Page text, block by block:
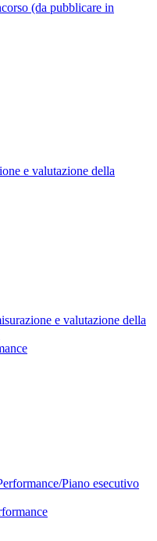
(da pubblicare in
e valutazione della
e valutazione della
Piano esecutivo